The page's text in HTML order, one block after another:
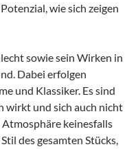
wie sich zeigen
sowie sein Wirken in
Dabei erfolgen
und Klassiker. Es sind
wirkt und sich auch nicht
keinesfalls
des gesamten Stücks,